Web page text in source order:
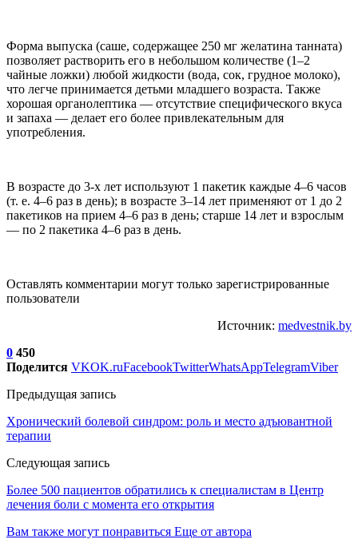
Форма выпуска (саше, содержащее 250 мг желатина танната)
позволяет растворить его в небольшом количестве (1–2
чайные ложки) любой жидкости (вода, сок, грудное молоко),
что легче принимается детьми младшего возраста. Также
хорошая органолептика — отсутствие специфического вкуса
и запаха — делает его более привлекательным для
употребления.
В возрасте до 3-х лет используют 1 пакетик каждые 4–6 часов
(т. е. 4–6 раз в день); в возрасте 3–14 лет применяют от 1 до 2
пакетиков на прием 4–6 раз в день; старше 14 лет и взрослым
— по 2 пакетика 4–6 раз в день.
Оставлять комментарии могут только зарегистрированные
пользователи
Источник: medvestnik.by
0 450
Поделится VKOK.ruFacebookTwitterWhatsAppTelegramViber
Предыдущая запись
Хронический болевой синдром: роль и место адъювантной
терапии
Следующая запись
Более 500 пациентов обратились к специалистам в Центр
лечения боли с момента его открытия
Вам также могут понравиться Еще от автора